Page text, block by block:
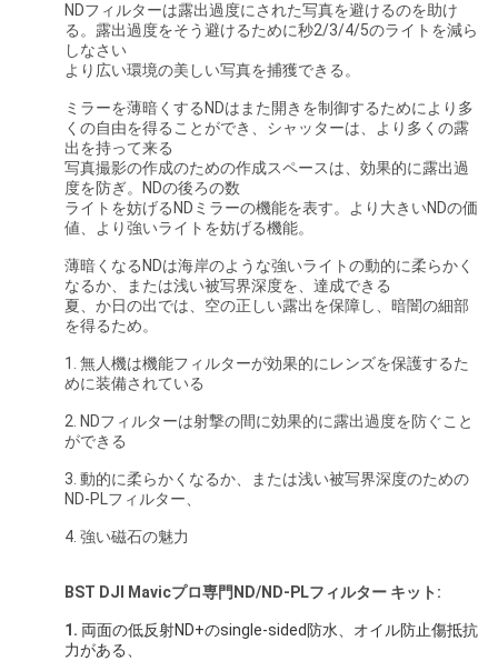
NDフィルターは露出過度にされた写真を避けるのを助け
る。露出過度をそう避けるために秒2/3/4/5のライトを減ら
しなさい
より広い環境の美しい写真を捕獲できる。
ミラーを薄暗くするNDはまた開きを制御するためにより多
くの自由を得ることができ、シャッターは、より多くの露
出を持って来る
写真撮影の作成のための作成スペースは、効果的に露出過
度を防ぎ。NDの後ろの数
ライトを妨げるNDミラーの機能を表す。より大きいNDの価
値、より強いライトを妨げる機能。
薄暗くなるNDは海岸のような強いライトの動的に柔らかく
なるか、または浅い被写界深度を、達成できる
夏、か日の出では、空の正しい露出を保障し、暗闇の細部
を得るため。
1. 無人機は機能フィルターが効果的にレンズを保護するた
めに装備されている
2. NDフィルターは射撃の間に効果的に露出過度を防ぐこと
ができる
3. 動的に柔らかくなるか、または浅い被写界深度のための
ND-PLフィルター、
4. 強い磁石の魅力
BST DJI Mavicプロ専門ND/ND-PLフィルター キット:
1. 両面の低反射ND+のsingle-sided防水、オイル防止傷抵抗
力がある、